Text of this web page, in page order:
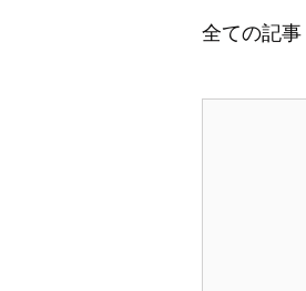
全ての記事